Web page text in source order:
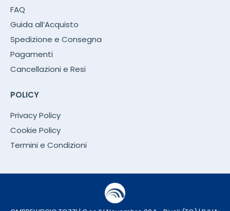
FAQ
Guida all’Acquisto
Spedizione e Consegna
Pagamenti
Cancellazioni e Resi
POLICY
Privacy Policy
Cookie Policy
Termini e Condizioni